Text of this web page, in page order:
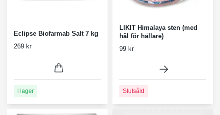
Eclipse Biofarmab Salt 7 kg
269 kr
I lager
LIKIT Himalaya sten (med
hål för hållare)
99 kr
Slutsåld